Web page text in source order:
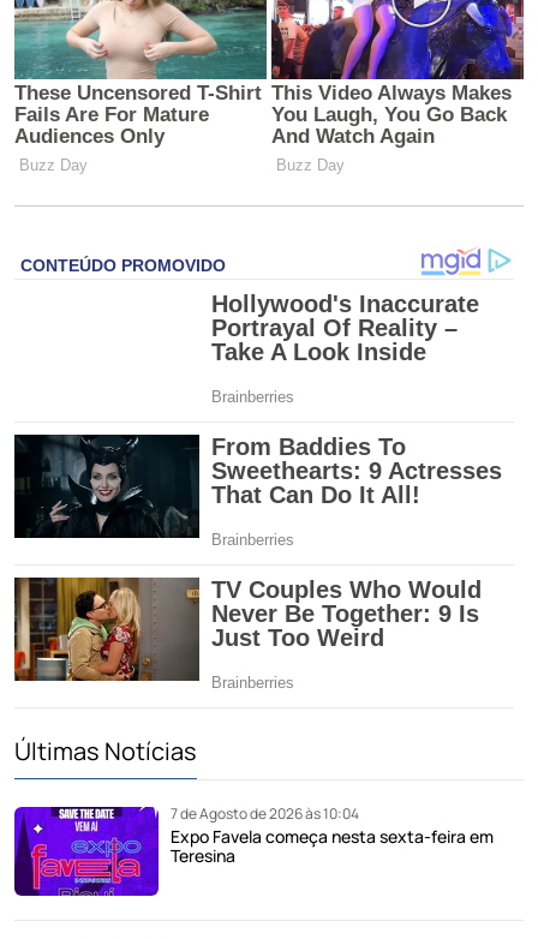
Últimas Notícias
7 de Agosto de 2026 às 10:04
Expo Favela começa nesta sexta-feira em
Teresina